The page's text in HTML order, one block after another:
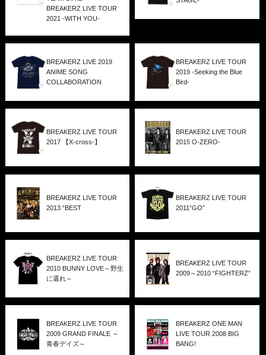
BREAKERZ LIVE TOUR
2021 -WITH YOU-
BREAKERZ LIVE 2019
ANIME SONG
COLLABORATION
BREAKERZ LIVE TOUR
2019 -Seeking the Blue
Bird-
BREAKERZ LIVE TOUR
2017 【X-cross-】
BREAKERZ LIVE TOUR
2015 O-ZERO-
BREAKERZ LIVE TOUR
2013 “BEST
BREAKERZ LIVE TOUR
2011“GO”
BREAKERZ LIVE TOUR
2010 BUNNY LOVE～野生
に還れ～
BREAKERZ LIVE TOUR
2009～2010 “FIGHTERZ”
BREAKERZ LIVE TOUR
2009 GRAND FINALE ～
青春デイズ～
BREAKERZ ONE MAN
LIVE TOUR 2008 BIG
BANG!